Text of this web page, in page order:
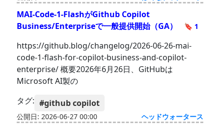
MAI-Code-1-FlashがGithub Copilot
Business/Enterpriseで一般提供開始（GA）
🔖 1
https://github.blog/changelog/2026-06-26-mai-
code-1-flash-for-copilot-business-and-copilot-
enterprise/ 概要2026年6月26日、GitHubは
Microsoft AI製の
タグ: #github copilot
公開日: 2026-06-27 00:00 ヘッドウォータース